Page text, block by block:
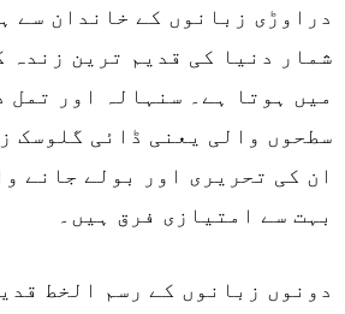
دراوڑی زبانوں کے خاندان سے
شمار دنیا کی قدیم ترین زندہ
میں ہوتا ہے۔ سنہالہ اور تمل
سطحوں والی یعنی ڈائی گلوسک
ان کی تحریری اور بولے جانے
بہت سے امتیازی فرق ہیں۔
دونوں زبانوں کے رسم الخط